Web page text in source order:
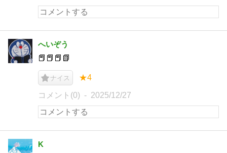
へいぞう
📕📕📕📗
ナイス ★4
コメント(0) 2025/12/27
K